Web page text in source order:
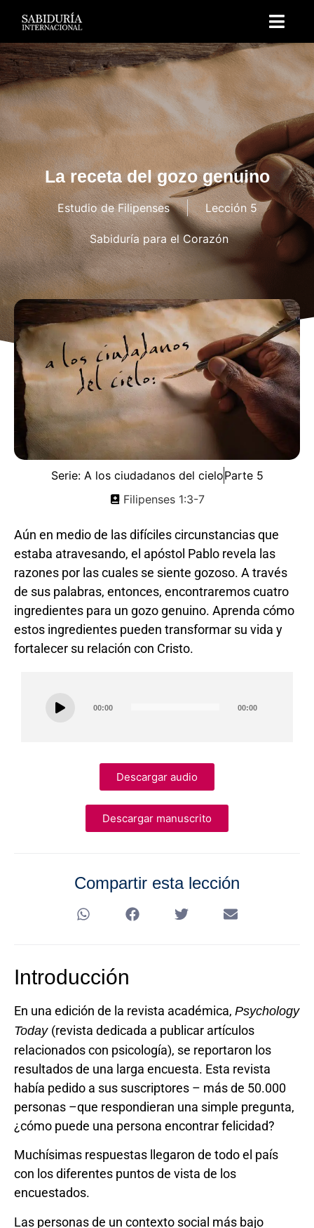
La receta del gozo genuino
Estudio de Filipenses Lección 5
Sabiduría para el Corazón
Serie: A los ciudadanos del cieloParte 5
Filipenses 1:3-7
Aún en medio de las difíciles circunstancias que
estaba atravesando, el apóstol Pablo revela las
razones por las cuales se siente gozoso. A través
de sus palabras, entonces, encontraremos cuatro
ingredientes para un gozo genuino. Aprenda cómo
estos ingredientes pueden transformar su vida y
fortalecer su relación con Cristo.
00:00 00:00
Descargar audio
Descargar manuscrito
Compartir esta lección
Introducción
En una edición de la revista académica, Psychology
Today (revista dedicada a publicar artículos
relacionados con psicología), se reportaron los
resultados de una larga encuesta. Esta revista
había pedido a sus suscriptores – más de 50.000
personas –que respondieran una simple pregunta,
¿cómo puede una persona encontrar felicidad?
Muchísimas respuestas llegaron de todo el país
con los diferentes puntos de vista de los
encuestados.
Las personas de un contexto social más bajo